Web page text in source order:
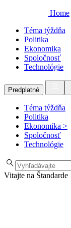
Home
Téma týždňa
Politika
Ekonomika
Spoločnosť
Technológie
Predplatné
Téma týždňa
Politika
Ekonomika >
Spoločnosť
Technológie
Vitajte na Štandarde